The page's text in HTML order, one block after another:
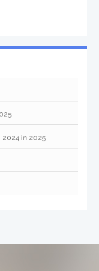
2024 in 2025